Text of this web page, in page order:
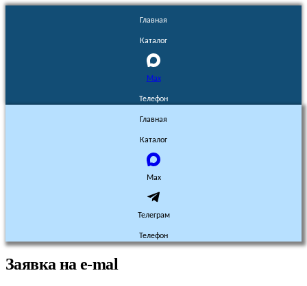
Главная
Каталог
Max
Телефон
Главная
Каталог
Max
Телеграм
Телефон
Заявка на e-mal